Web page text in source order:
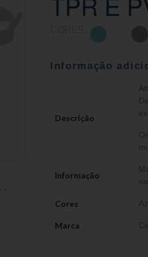
Informação
Descrição
Informação
Cores
Marca